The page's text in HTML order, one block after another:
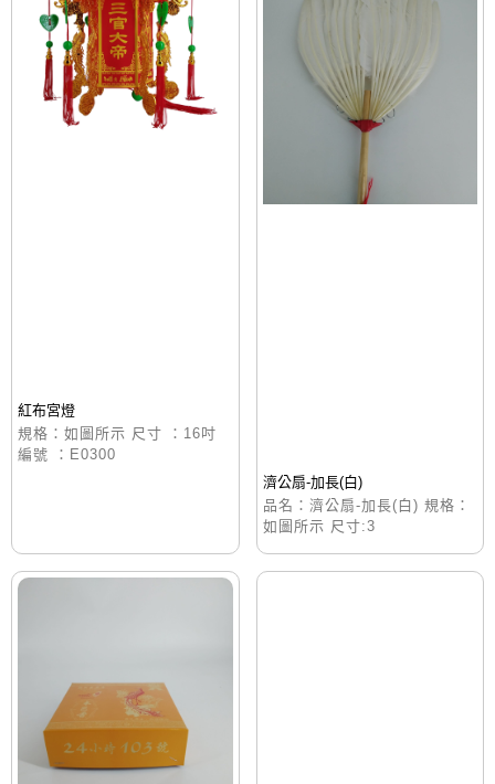
紅布宮燈
規格：如圖所示 尺寸 ：16吋
編號 ：E0300
濟公扇-加長(白)
品名：濟公扇-加長(白) 規格：
如圖所示 尺寸:3